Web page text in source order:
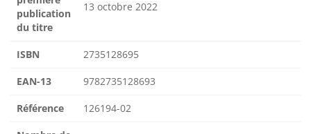
publication
du titre
13 octobre 2022
ISBN 2735128695
EAN-13 9782735128693
Référence 126194-02